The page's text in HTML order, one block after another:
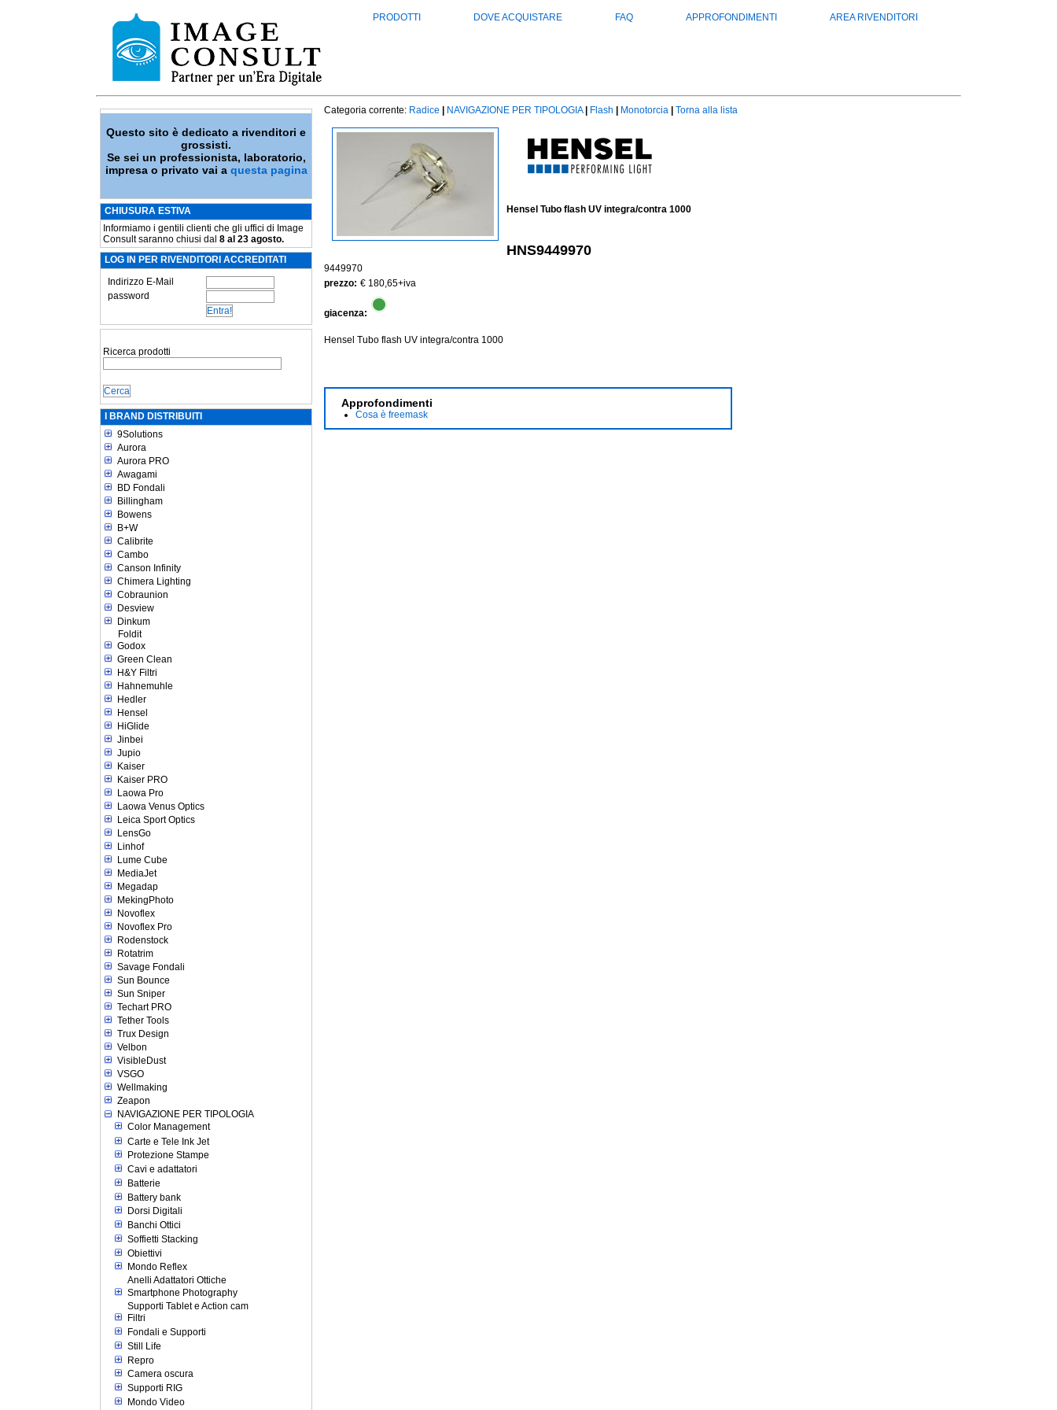
PRODOTTI DOVE ACQUISTARE FAQ APPROFONDIMENTI AREA RIVENDITORI
Questo sito è dedicato a rivenditori e
grossisti.
Se sei un professionista, laboratorio,
impresa o privato vai a questa pagina
CHIUSURA ESTIVA
Informiamo i gentili clienti che gli uffici di Image
Consult saranno chiusi dal 8 al 23 agosto.
LOG IN PER RIVENDITORI ACCREDITATI
Indirizzo E-Mail
password
Ricerca prodotti
I BRAND DISTRIBUITI
9Solutions
Aurora
Aurora PRO
Awagami
BD Fondali
Billingham
Bowens
B+W
Calibrite
Cambo
Canson Infinity
Chimera Lighting
Cobraunion
Desview
Dinkum
Foldit
Godox
Green Clean
H&Y Filtri
Hahnemuhle
Hedler
Hensel
HiGlide
Jinbei
Jupio
Kaiser
Kaiser PRO
Laowa Pro
Laowa Venus Optics
Leica Sport Optics
LensGo
Linhof
Lume Cube
MediaJet
Megadap
MekingPhoto
Novoflex
Novoflex Pro
Rodenstock
Rotatrim
Savage Fondali
Sun Bounce
Sun Sniper
Techart PRO
Tether Tools
Trux Design
Velbon
VisibleDust
VSGO
Wellmaking
Zeapon
NAVIGAZIONE PER TIPOLOGIA
Color Management
Carte e Tele Ink Jet
Protezione Stampe
Cavi e adattatori
Batterie
Battery bank
Dorsi Digitali
Banchi Ottici
Soffietti Stacking
Obiettivi
Mondo Reflex
Anelli Adattatori Ottiche
Smartphone Photography
Supporti Tablet e Action cam
Filtri
Fondali e Supporti
Still Life
Repro
Camera oscura
Supporti RIG
Mondo Video
Categoria corrente: Radice NAVIGAZIONE PER TIPOLOGIA Flash Monotorcia Torna alla lista
Hensel Tubo flash UV integra/contra 1000
HNS9449970
9449970
prezzo: € 180,65+iva
giacenza:
Hensel Tubo flash UV integra/contra 1000
Approfondimenti
Cosa è freemask